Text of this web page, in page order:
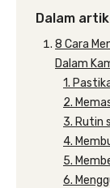
Dalam
8 Cara
Dalam
1.
2.
3. Rutin
4.
5.
6.